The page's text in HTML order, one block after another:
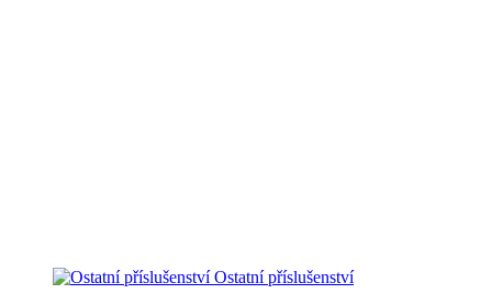
Ostatní příslušenství